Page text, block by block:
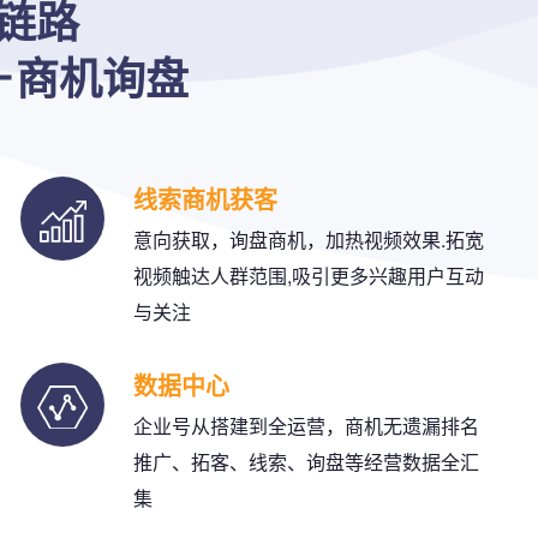
路
商机询盘
线索商机获客
意向获取，询盘商机，加热视频效果.拓宽
视频触达人群范围,吸引更多兴趣用户互动
与关注
数据中心
企业号从搭建到全运营，商机无遗漏排名
推广、拓客、线索、询盘等经营数据全汇
集